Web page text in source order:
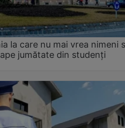
la care nu mai vrea nimeni
jumătate din studenţi